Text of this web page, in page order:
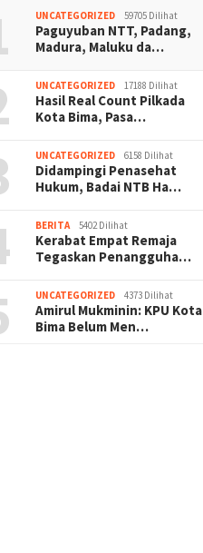
UNCATEGORIZED 59705 Dilihat
Paguyuban NTT, Padang,
Madura, Maluku da…
UNCATEGORIZED 17188 Dilihat
Hasil Real Count Pilkada
Kota Bima, Pasa…
UNCATEGORIZED 6158 Dilihat
Didampingi Penasehat
Hukum, Badai NTB Ha…
BERITA 5402 Dilihat
Kerabat Empat Remaja
Tegaskan Penangguha…
UNCATEGORIZED 4373 Dilihat
Amirul Mukminin: KPU Kota
Bima Belum Men…